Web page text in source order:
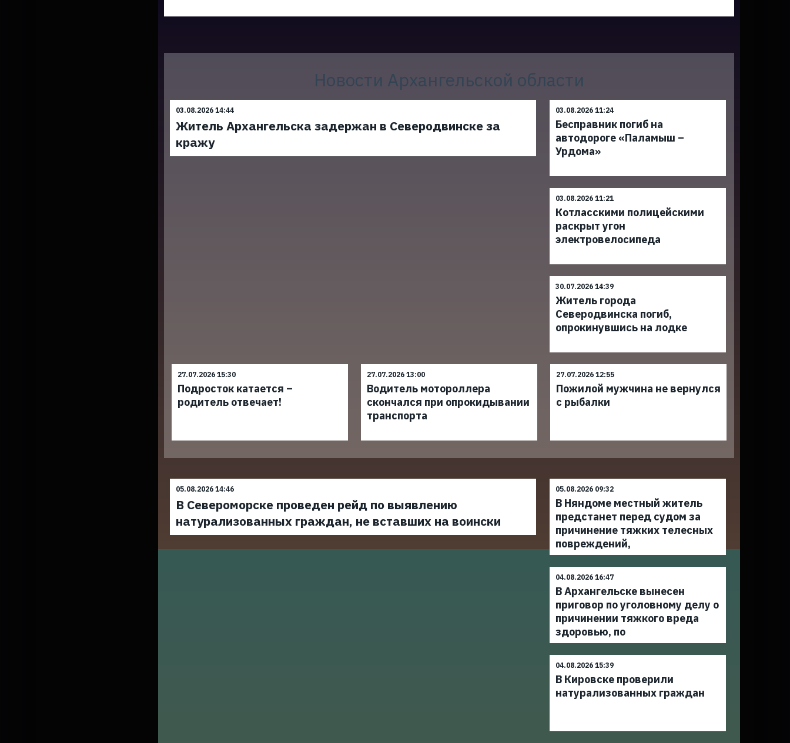
Новости Архангельской области
03.08.2026 14:44
Житель Архангельска задержан в Северодвинске за
кражу
03.08.2026 11:24
Бесправник погиб на
автодороге «Паламыш –
Урдома»
03.08.2026 11:21
Котласскими полицейскими
раскрыт угон
электровелосипеда
30.07.2026 14:39
Житель города
Северодвинска погиб,
опрокинувшись на лодке
27.07.2026 15:30
Подросток катается –
родитель отвечает!
27.07.2026 13:00
Водитель мотороллера
скончался при опрокидывании
транспорта
27.07.2026 12:55
Пожилой мужчина не вернулся
с рыбалки
05.08.2026 14:46
В Североморске проведен рейд по выявлению
натурализованных граждан, не вставших на воински
05.08.2026 09:32
В Няндоме местный житель
предстанет перед судом за
причинение тяжких телесных
повреждений,
04.08.2026 16:47
В Архангельске вынесен
приговор по уголовному делу о
причинении тяжкого вреда
здоровью, по
04.08.2026 15:39
В Кировске проверили
натурализованных граждан